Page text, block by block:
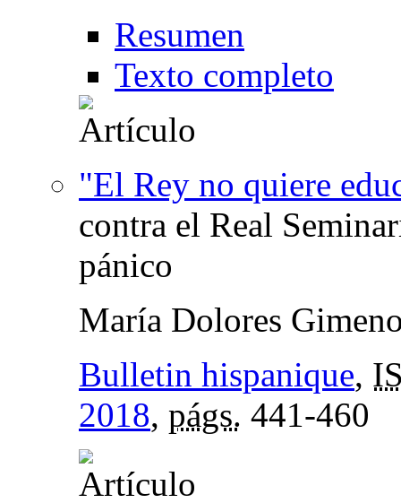
Resumen
Texto completo
"El Rey no quiere
contra el Real
pánico
María Dolores
Bulletin hispanique,
2018, págs. 441-460